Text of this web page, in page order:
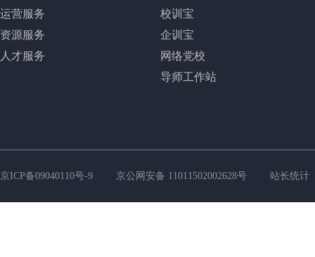
运营服务
资源服务
人才服务
校训宝
企训宝
网络党校
导师工作站
京ICP备09040110号-9 京公网安备 11011502002628号 站长统计